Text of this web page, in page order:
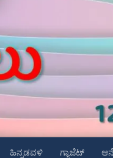
ಹಿನ್ನಡವಳಿ ಗ್ಯಾಜೆಟ್